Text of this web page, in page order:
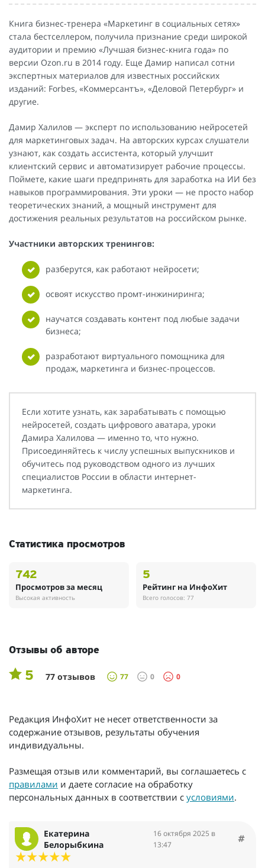
Книга бизнес-тренера «Маркетинг в социальных сетях»
стала бестселлером, получила признание среди широкой
аудитории и премию «Лучшая бизнес-книга года» по
версии Ozon.ru в 2014 году. Еще Дамир написал сотни
экспертных материалов для известных российских
изданий: Forbes, «Коммерсантъ», «Деловой Петербург» и
другие.
Дамир Халилов — эксперт по использованию нейросетей
для маркетинговых задач. На авторских курсах слушатели
узнают, как создать ассистента, который улучшит
клиентский сервис и автоматизирует рабочие процессы.
Поймете, какие шаги предпринять для заработка на ИИ без
навыков программирования. Эти уроки — не просто набор
теоретических знаний, а мощный инструмент для
достижения реальных результатов на российском рынке.
Участники авторских тренингов:
разберутся, как работают нейросети;
освоят искусство промт-инжиниринга;
научатся создавать контент под любые задачи
бизнеса;
разработают виртуального помощника для
продаж, маркетинга и бизнес-процессов.
Если хотите узнать, как зарабатывать с помощью
нейросетей, создать цифрового аватара, уроки
Дамира Халилова — именно то, что нужно.
Присоединяйтесь к числу успешных выпускников и
обучитесь под руководством одного из лучших
специалистов России в области интернет-
маркетинга.
Статистика просмотров
742
Просмотров за месяц
Высокая активность
5
Рейтинг на ИнфоХит
Всего голосов: 77
Отзывы об авторе
5 77 отзывов 77 0 0
Редакция ИнфоХит не несет ответственности за
содержание отзывов, результаты обучения
индивидуальны.
Размещая отзыв или комментарий, вы соглашаетесь с
правилами и даете согласие на обработку
персональных данных в соответствии с условиями.
Екатерина
Белорыбкина
16 октября 2025 в
13:47